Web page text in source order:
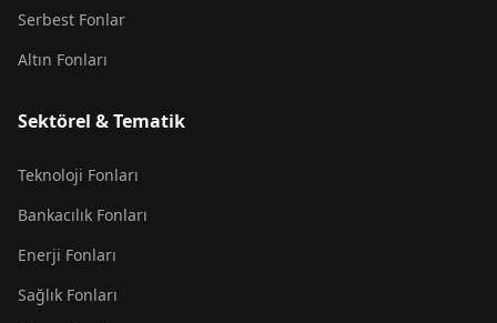
Serbest Fonlar
Altın Fonları
Sektörel & Tematik
Teknoloji Fonları
Bankacılık Fonları
Enerji Fonları
Sağlık Fonları